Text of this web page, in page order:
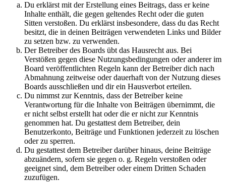
Du erklärst mit der Erstellung eines Beitrags, dass er keine
Inhalte enthält, die gegen geltendes Recht oder die guten
Sitten verstoßen. Du erklärst insbesondere, dass du das Recht
besitzt, die in deinen Beiträgen verwendeten Links und Bilder
zu setzen bzw. zu verwenden.
Der Betreiber des Boards übt das Hausrecht aus. Bei
Verstößen gegen diese Nutzungsbedingungen oder anderer im
Board veröffentlichten Regeln kann der Betreiber dich nach
Abmahnung zeitweise oder dauerhaft von der Nutzung dieses
Boards ausschließen und dir ein Hausverbot erteilen.
Du nimmst zur Kenntnis, dass der Betreiber keine
Verantwortung für die Inhalte von Beiträgen übernimmt, die
er nicht selbst erstellt hat oder die er nicht zur Kenntnis
genommen hat. Du gestattest dem Betreiber, dein
Benutzerkonto, Beiträge und Funktionen jederzeit zu löschen
oder zu sperren.
Du gestattest dem Betreiber darüber hinaus, deine Beiträge
abzuändern, sofern sie gegen o. g. Regeln verstoßen oder
geeignet sind, dem Betreiber oder einem Dritten Schaden
zuzufügen.